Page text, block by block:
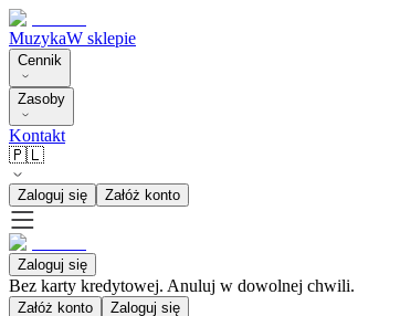
MuzykaW sklepie
Cennik
Zasoby
Kontakt
🇵🇱
Zaloguj się Załóż konto
Zaloguj się
Bez karty kredytowej. Anuluj w dowolnej chwili.
Załóż konto Zaloguj się